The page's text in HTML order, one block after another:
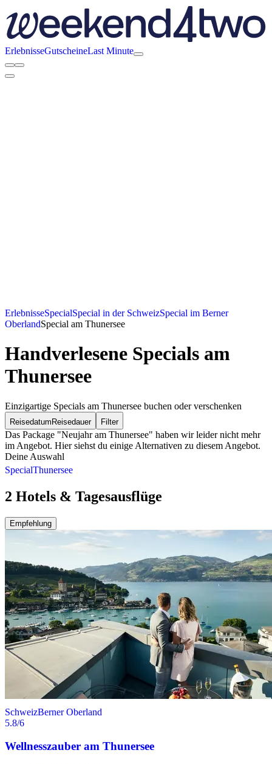
ErlebnisseGutscheineLast Minute
ErlebnisseSpecialSpecial in der SchweizSpecial im Berner
OberlandSpecial am Thunersee
Handverlesene Specials am
Thunersee
Einzigartige Specials am Thunersee buchen oder verschenken
Reisedatum Reisedauer Filter
Das Package "Neujahr am Thunersee" haben wir leider nicht mehr
im Angebot. Hier siehst du einige Alternativen zu diesem Angebot.
Deine Auswahl
SpecialThunersee
2 Hotels & Tagesausflüge
Empfehlung
SchweizBerner Oberland
5.8/6
Wellnesszauber am Thunersee